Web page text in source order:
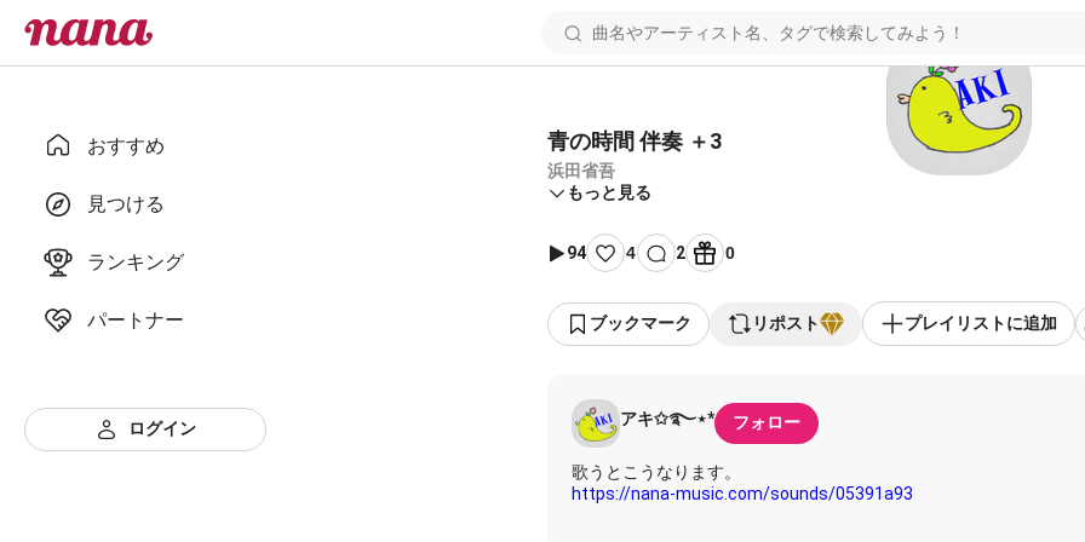
おすすめ
見つける
ランキング
パートナー
ログイン
青の時間 伴奏 ＋3
浜田省吾
もっと見る
94 4 2 0
ブックマーク リポスト プレイリストに追加
アキ✩࿐⋆* フォロー
https://nana-music.com/sounds/05391a93